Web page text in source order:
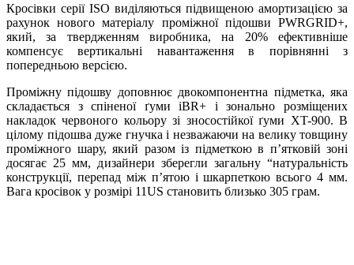
Кросівки серії ISO виділяються підвищеною амортизацією за
рахунок нового матеріалу проміжної підошви PWRGRID+,
який, за твердженням виробника, на 20% ефективніше
компенсує вертикальні навантаження в порівнянні з
попередньою версією.
Проміжну підошву доповнює двокомпонентна підметка, яка
складається з спіненої ґуми iBR+ і зонально розміщених
накладок червоного кольору зі зносостійкої ґуми XT-900. В
цілому підошва дуже гнучка і незважаючи на велику товщину
проміжного шару, який разом із підметкою в п’ятковій зоні
досягає 25 мм, дизайнери зберегли загальну “натуральність
конструкції, перепад між п’ятою і шкарпеткою всього 4 мм.
Вага кросівок у розмірі 11US становить близько 305 грам.